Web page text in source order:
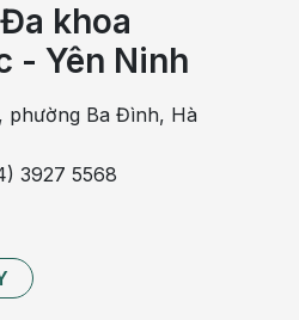
khoa
- Yên Ninh
phường Ba Đình, Hà
3927 5568